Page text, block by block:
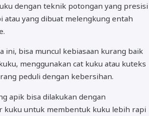
dengan teknik potongan yang presisi
atau yang dibuat melengkung entah
ini, bisa muncul kebiasaan kurang baik
menggunakan cat kuku atau kuteks
peduli dengan kebersihan.
apik bisa dilakukan dengan
kuku untuk membentuk kuku lebih rapi